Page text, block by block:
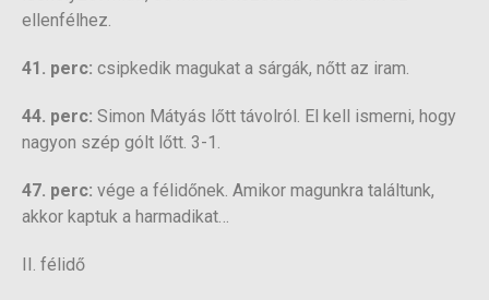
ellenfélhez.
41. perc: csipkedik magukat a sárgák, nőtt az iram.
44. perc: Simon Mátyás lőtt távolról. El kell ismerni, hogy
nagyon szép gólt lőtt. 3-1.
47. perc: vége a félidőnek. Amikor magunkra találtunk,
akkor kaptuk a harmadikat…
II. félidő